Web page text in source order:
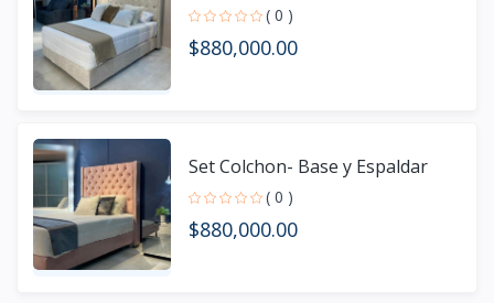
( 0 )
$880,000.00
Set Colchon- Base y Espaldar
( 0 )
$880,000.00